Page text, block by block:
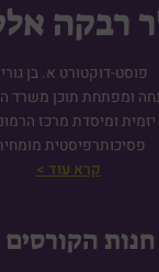
רבקה
פוסט-דוקטורט א. בן
ומפתחת תוכן משרד
יזמית ומיסדת מרכז
פסיכותרפיסטית
קרא עוד >
חנות